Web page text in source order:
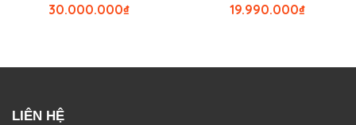
₫
30.000.000 ₫
19.990.000
LIÊN HỆ